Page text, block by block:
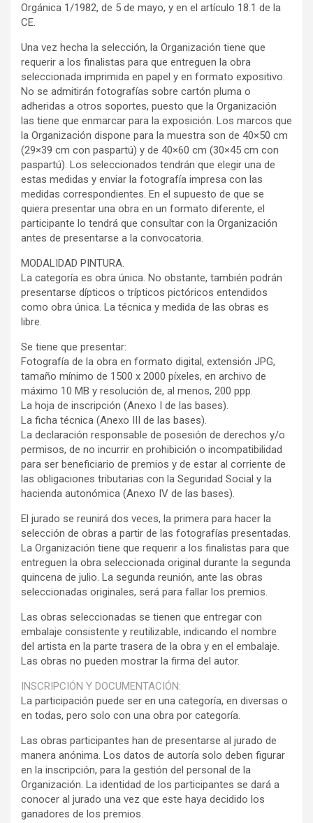
Orgánica 1/1982, de 5 de mayo, y en el artículo 18.1 de la
CE.
Una vez hecha la selección, la Organización tiene que
requerir a los finalistas para que entreguen la obra
seleccionada imprimida en papel y en formato expositivo.
No se admitirán fotografías sobre cartón pluma o
adheridas a otros soportes, puesto que la Organización
las tiene que enmarcar para la exposición. Los marcos que
la Organización dispone para la muestra son de 40×50 cm
(29×39 cm con paspartú) y de 40×60 cm (30×45 cm con
paspartú). Los seleccionados tendrán que elegir una de
estas medidas y enviar la fotografía impresa con las
medidas correspondientes. En el supuesto de que se
quiera presentar una obra en un formato diferente, el
participante lo tendrá que consultar con la Organización
antes de presentarse a la convocatoria.
MODALIDAD PINTURA.
La categoría es obra única. No obstante, también podrán
presentarse dípticos o trípticos pictóricos entendidos
como obra única. La técnica y medida de las obras es
libre.
Se tiene que presentar:
Fotografía de la obra en formato digital, extensión JPG,
tamaño mínimo de 1500 x 2000 píxeles, en archivo de
máximo 10 MB y resolución de, al menos, 200 ppp.
La hoja de inscripción (Anexo I de las bases).
La ficha técnica (Anexo III de las bases).
La declaración responsable de posesión de derechos y/o
permisos, de no incurrir en prohibición o incompatibilidad
para ser beneficiario de premios y de estar al corriente de
las obligaciones tributarias con la Seguridad Social y la
hacienda autonómica (Anexo IV de las bases).
El jurado se reunirá dos veces, la primera para hacer la
selección de obras a partir de las fotografías presentadas.
La Organización tiene que requerir a los finalistas para que
entreguen la obra seleccionada original durante la segunda
quincena de julio. La segunda reunión, ante las obras
seleccionadas originales, será para fallar los premios.
Las obras seleccionadas se tienen que entregar con
embalaje consistente y reutilizable, indicando el nombre
del artista en la parte trasera de la obra y en el embalaje.
Las obras no pueden mostrar la firma del autor.
INSCRIPCIÓN Y DOCUMENTACIÓN:
La participación puede ser en una categoría, en diversas o
en todas, pero solo con una obra por categoría.
Las obras participantes han de presentarse al jurado de
manera anónima. Los datos de autoría solo deben figurar
en la inscripción, para la gestión del personal de la
Organización. La identidad de los participantes se dará a
conocer al jurado una vez que este haya decidido los
ganadores de los premios.